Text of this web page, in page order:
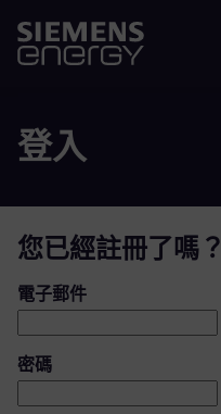
登入
您已經註冊了嗎？
登入：使用者和密碼
電子郵件
密碼